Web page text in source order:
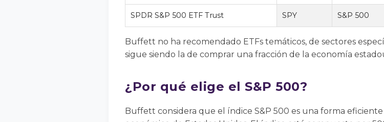
SPDR S&P 500 ETF Trust SPY S&P 500
Buffett no ha recomendado ETFs temáticos, de sectores
sigue siendo la de comprar una fracción de la economía
¿Por qué elige el S&P 500?
Buffett considera que el índice S&P 500 es una forma